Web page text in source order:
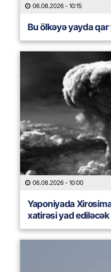
06.08.2026 - 10:15
Bu ölkəyə yayda qar
06.08.2026 - 10:00
Yaponiyada
xatirəsi yad ediləcək